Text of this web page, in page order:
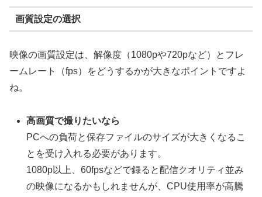
画質設定の選択
映像の画質設定は、解像度（1080pや720pなど）とフレ
ームレート（fps）をどうするかが大きなポイントですよ
ね。
高画質で撮りたいなら
PCへの負荷と保存ファイルのサイズが大きくなるこ
とを受け入れる必要があります。
1080p以上、60fpsなどで録ると配信クオリティ並み
の映像になるかもしれませんが、CPU使用率が高騰